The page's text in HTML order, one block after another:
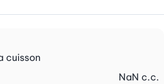
cuisson
NaN c.c.